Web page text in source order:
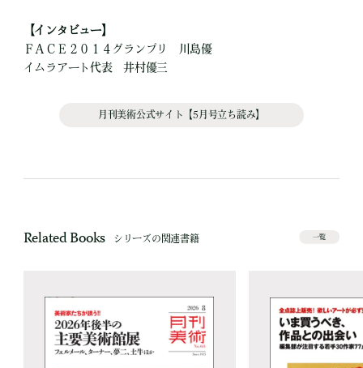
【インタビュー】
ＦＡＣＥ２０１４グランプリ 川島優
イムラアート代表 井村優三
月刊美術公式サイト【5月号立ち読み】
Related Books シリーズの関連書籍 一覧